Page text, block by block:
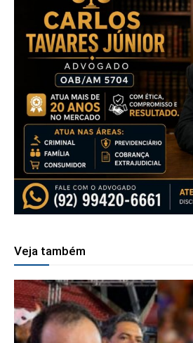
Veja também